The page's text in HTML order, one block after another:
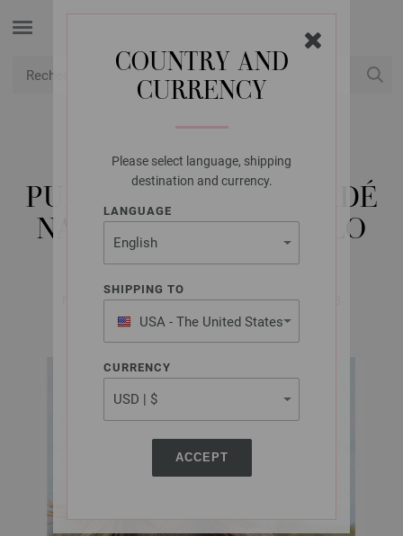
COUNTRY AND
CURRENCY
Please select language, shipping
destination and currency.
LANGUAGE
SHIPPING TO
USA - The United States
of America
CURRENCY
ACCEPT
LANA GROSSA
PULL EN MOTIF TORSADÉ
NATURAL ALPACA PELO
Nordic Knits No. 2 | Modèle 6 / Tricot 25 Modèle 18